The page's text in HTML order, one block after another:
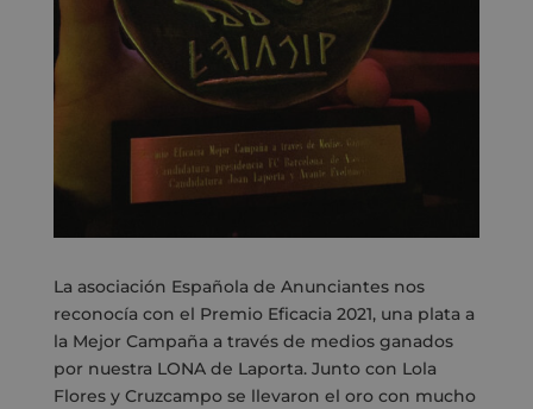
La asociación Española de Anunciantes nos
reconocía con el Premio Eficacia 2021, una plata a
la Mejor Campaña a través de medios ganados
por nuestra LONA de Laporta. Junto con Lola
Flores y Cruzcampo se llevaron el oro con mucho